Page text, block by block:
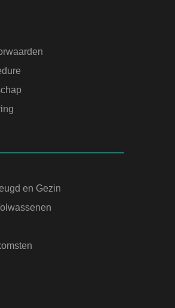
en Gezin